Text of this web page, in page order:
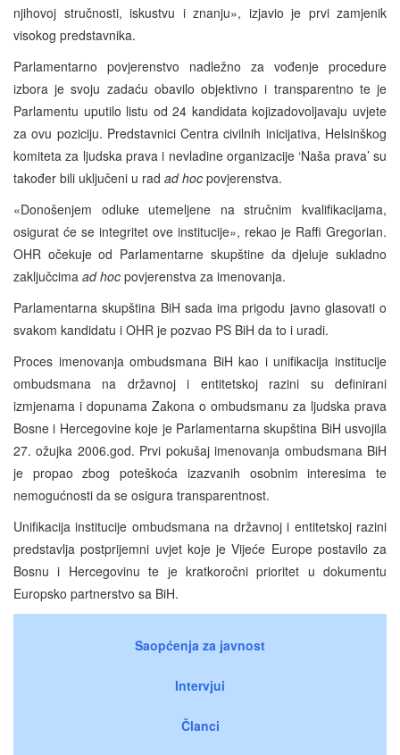
njihovoj stručnosti, iskustvu i znanju», izjavio je prvi zamjenik
visokog predstavnika.
Parlamentarno povjerenstvo nadležno za vođenje procedure
izbora je svoju zadaću obavilo objektivno i transparentno te je
Parlamentu uputilo listu od 24 kandidata kojizadovoljavaju uvjete
za ovu poziciju. Predstavnici Centra civilnih inicijativa, Helsinškog
komiteta za ljudska prava i nevladine organizacije ‘Naša prava’ su
također bili uključeni u rad ad hoc povjerenstva.
«Donošenjem odluke utemeljene na stručnim kvalifikacijama,
osigurat će se integritet ove institucije», rekao je Raffi Gregorian.
OHR očekuje od Parlamentarne skupštine da djeluje sukladno
zaključcima ad hoc povjerenstva za imenovanja.
Parlamentarna skupština BiH sada ima prigodu javno glasovati o
svakom kandidatu i OHR je pozvao PS BiH da to i uradi.
Proces imenovanja ombudsmana BiH kao i unifikacija institucije
ombudsmana na državnoj i entitetskoj razini su definirani
izmjenama i dopunama Zakona o ombudsmanu za ljudska prava
Bosne i Hercegovine koje je Parlamentarna skupština BiH usvojila
27. ožujka 2006.god. Prvi pokušaj imenovanja ombudsmana BiH
je propao zbog poteškoća izazvanih osobnim interesima te
nemogućnosti da se osigura transparentnost.
Unifikacija institucije ombudsmana na državnoj i entitetskoj razini
predstavlja postprijemni uvjet koje je Vijeće Europe postavilo za
Bosnu i Hercegovinu te je kratkoročni prioritet u dokumentu
Europsko partnerstvo sa BiH.
Saopćenja za javnost
Intervjui
Članci